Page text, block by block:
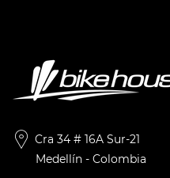
Cra 34 # 16A Sur-21
Medellín - Colombia